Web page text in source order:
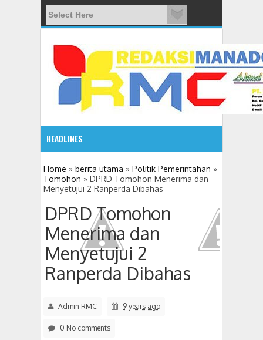
HEADLINES
08:03 AM
ADVETORIAL JONRU GANTIKAN MONO PIMPIN DPRD
Home » berita utama » Politik Pemerintahan »
Tomohon » DPRD Tomohon Menerima dan
Menyetujui 2 Ranperda Dibahas
DPRD Tomohon
Menerima dan
Menyetujui 2
Ranperda Dibahas
Admin RMC 9 years ago
0 No comments